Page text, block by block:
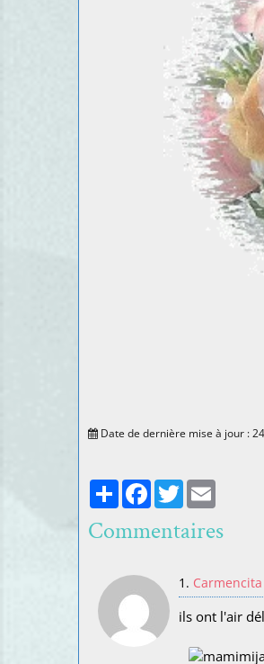
Date de dernière mise à jour :
PartagerFacebook
Twitter
Commentaires
1. Carmencita
ils ont l'air